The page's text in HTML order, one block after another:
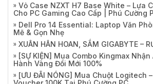
Vỏ Case NZXT H7 Base White – Lựa
Cho PC Gaming Cao Cấp | Phú Cường
Dell Pro 14 Essential: Laptop Văn
Mẽ & Gọn Nhẹ
XUÂN HÂN HOAN, SẮM GIGABYTE –
[SỰ KIỆN] Mua Combo Kingmax Nhận
Hành Vàng Đổi Mới 100%
[ƯU ĐÃI NÓNG] Mua Chuột Logitech